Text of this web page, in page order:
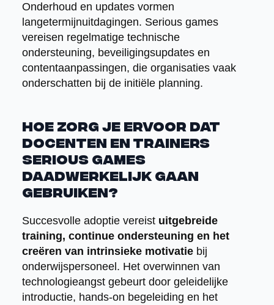
Onderhoud en updates vormen
langetermijnuitdagingen. Serious games
vereisen regelmatige technische
ondersteuning, beveiligingsupdates en
contentaanpassingen, die organisaties vaak
onderschatten bij de initiële planning.
Hoe zorg je ervoor dat
docenten en trainers
serious games
daadwerkelijk gaan
gebruiken?
Succesvolle adoptie vereist uitgebreide
training, continue ondersteuning en het
creëren van intrinsieke motivatiebij
onderwijspersoneel. Het overwinnen van
technologieangst gebeurt door geleidelijke
introductie, hands-on begeleiding en het